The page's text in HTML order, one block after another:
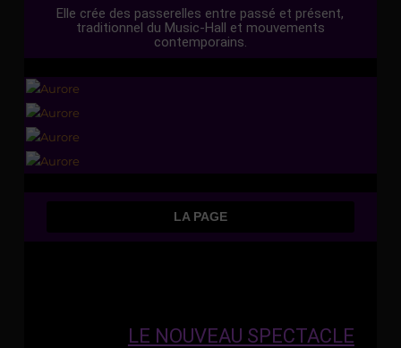
Elle crée des passerelles entre passé et présent,
traditionnel du Music-Hall et mouvements
contemporains.
LA PAGE
LE NOUVEAU SPECTACLE